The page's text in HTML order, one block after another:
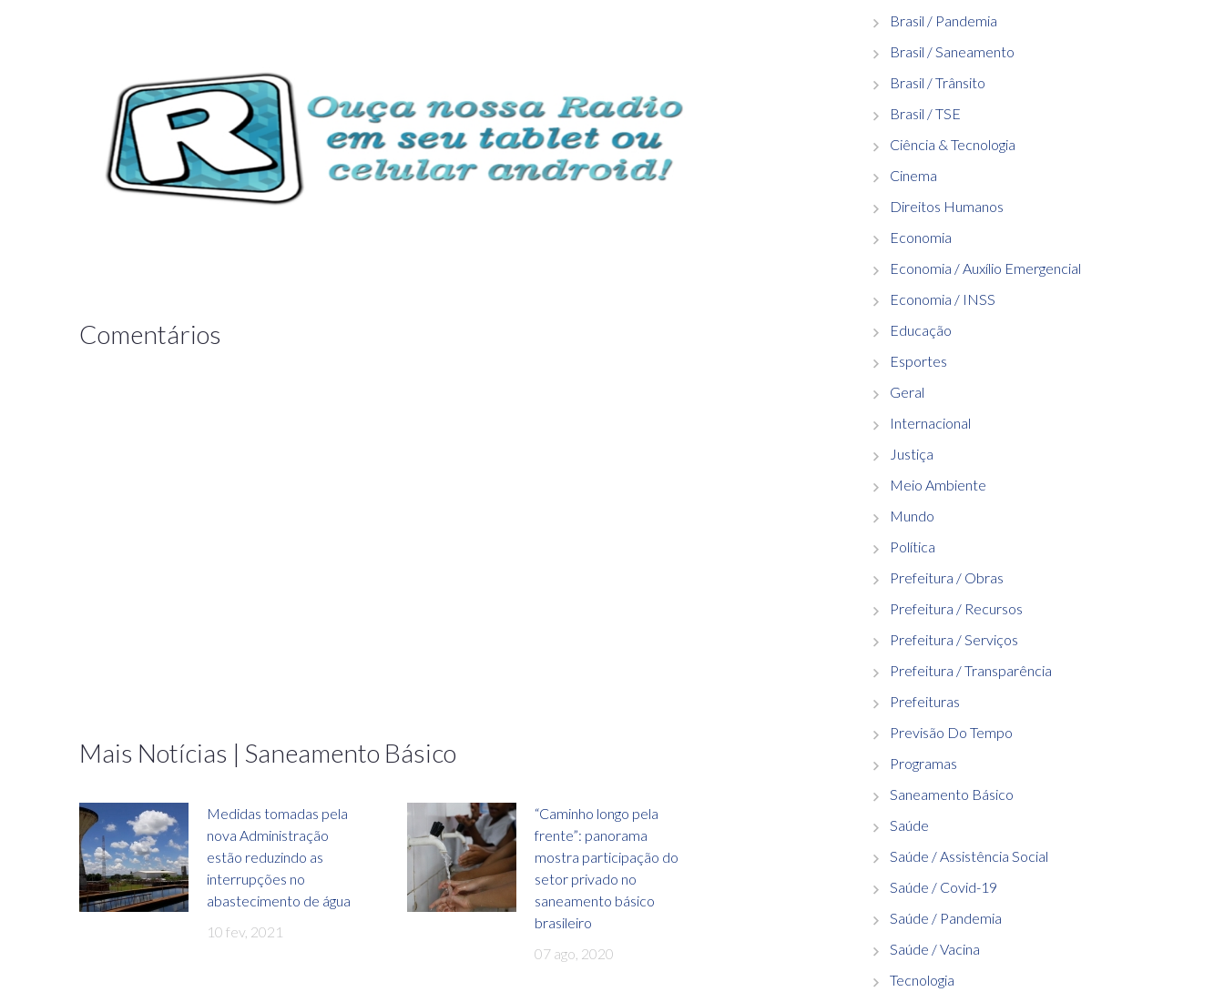
Comentários
Mais Notícias | Saneamento Básico
Medidas tomadas pela
nova Administração
estão reduzindo as
interrupções no
abastecimento de água
10 fev, 2021
“Caminho longo pela
frente”: panorama
mostra participação do
setor privado no
saneamento básico
brasileiro
07 ago, 2020
Brasil / Pandemia
Brasil / Saneamento
Brasil / Trânsito
Brasil / TSE
Ciência & Tecnologia
Cinema
Direitos Humanos
Economia
Economia / Auxílio Emergencial
Economia / INSS
Educação
Esportes
Geral
Internacional
Justiça
Meio Ambiente
Mundo
Política
Prefeitura / Obras
Prefeitura / Recursos
Prefeitura / Serviços
Prefeitura / Transparência
Prefeituras
Previsão Do Tempo
Programas
Saneamento Básico
Saúde
Saúde / Assistência Social
Saúde / Covid-19
Saúde / Pandemia
Saúde / Vacina
Tecnologia